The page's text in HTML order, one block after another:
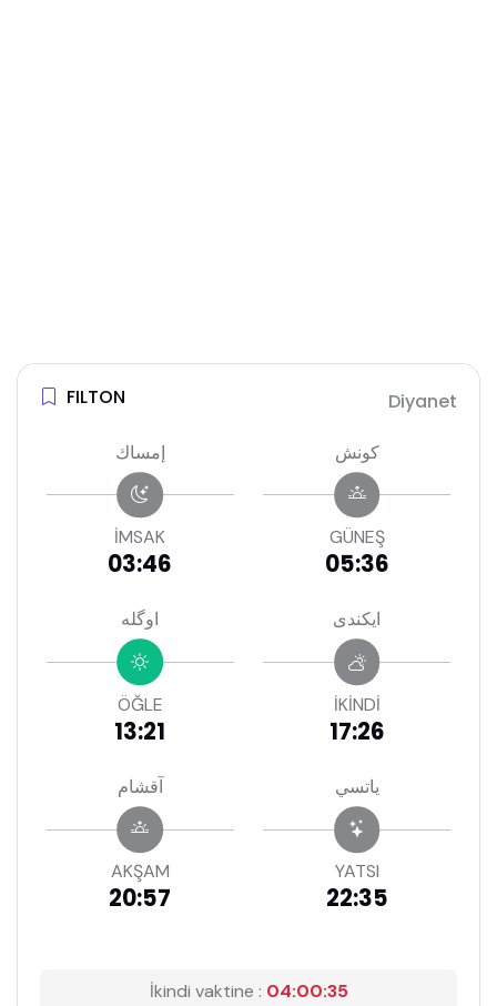
FILTON Diyanet
إمساك
İMSAK
03:46
كونش
GÜNEŞ
05:36
اوگله
ÖĞLE
13:21
ايكندى
İKİNDİ
17:26
آقشام
AKŞAM
20:57
ياتسي
YATSI
22:35
İkindi vaktine : 04:00:34